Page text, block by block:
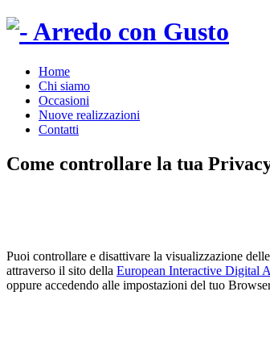
Home
Chi siamo
Occasioni
Nuove realizzazioni
Contatti
Come controllare la tua
Puoi controllare e disattivare la visualizzazione
attraverso il sito della European Interactive Digital
oppure accedendo alle impostazioni del tuo